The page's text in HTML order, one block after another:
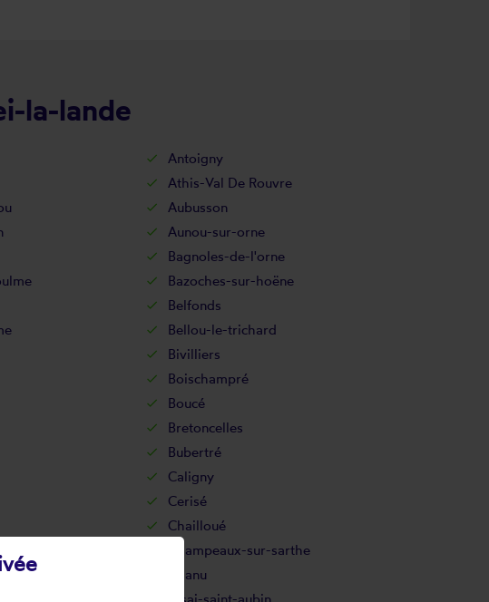
la-lande
Antoigny
Athis-Val De Rouvre
Aubusson
Aunou-sur-orne
Bagnoles-de-l'orne
Bazoches-sur-hoëne
Belfonds
Bellou-le-trichard
Bivilliers
Boischampré
Boucé
Bretoncelles
Bubertré
Caligny
Cerisé
Chailloué
Champeaux-sur-sarthe
Chanu